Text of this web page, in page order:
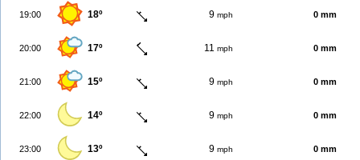
19:00 18º 9 mph 0 mm
20:00 17º 11 mph 0 mm
21:00 15º 9 mph 0 mm
22:00 14º 9 mph 0 mm
23:00 13º 9 mph 0 mm